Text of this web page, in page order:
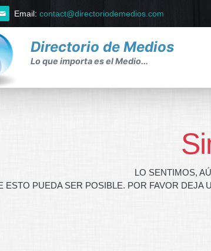
Email: contact@directoriodemedios.com
Directorio de Medios
Lo que importa es el Medio...
LO SENTIMOS,
ESTO PUEDA SER POSIBLE. POR FAVOR